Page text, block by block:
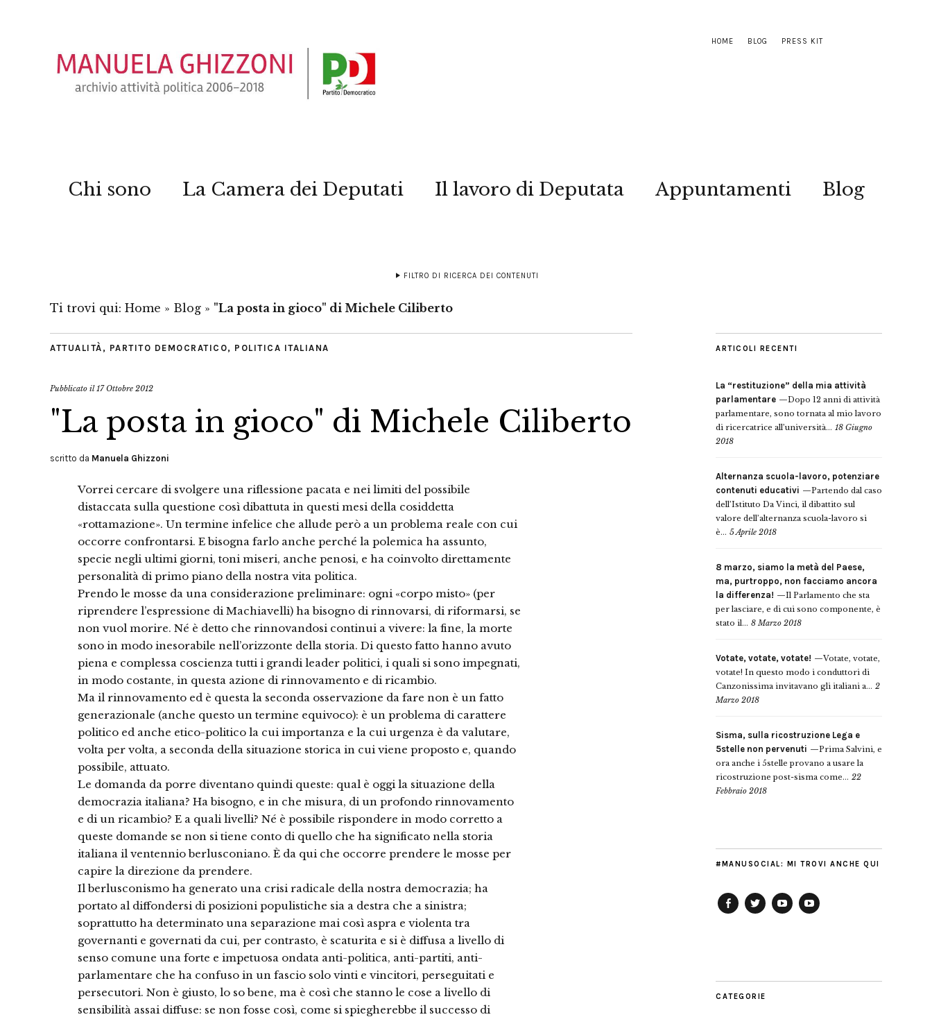
HOME BLOG PRESS KIT
Chi sono La Camera dei Deputati Il lavoro di Deputata Appuntamenti Blog
FILTRO DI RICERCA DEI CONTENUTI
Ti trovi qui: Home » Blog » "La posta in gioco" di Michele Ciliberto
ATTUALITÀ , PARTITO DEMOCRATICO, POLITICA ITALIANA
Pubblicato il17 Ottobre 2012
"La posta in gioco" di Michele Ciliberto
scritto da Manuela Ghizzoni
Vorrei cercare di svolgere una riflessione pacata e nei limiti del possibile
distaccata sulla questione così dibattuta in questi mesi della cosiddetta
«rottamazione». Un termine infelice che allude però a un problema reale con cui
occorre confrontarsi. E bisogna farlo anche perché la polemica ha assunto,
specie negli ultimi giorni, toni miseri, anche penosi, e ha coinvolto direttamente
personalità di primo piano della nostra vita politica.
Prendo le mosse da una considerazione preliminare: ogni «corpo misto» (per
riprendere l’espressione di Machiavelli) ha bisogno di rinnovarsi, di riformarsi, se
non vuol morire. Né è detto che rinnovandosi continui a vivere: la fine, la morte
sono in modo inesorabile nell’orizzonte della storia. Di questo fatto hanno avuto
piena e complessa coscienza tutti i grandi leader politici, i quali si sono impegnati,
in modo costante, in questa azione di rinnovamento e di ricambio.
Ma il rinnovamento ed è questa la seconda osservazione da fare non è un fatto
generazionale (anche questo un termine equivoco): è un problema di carattere
politico ed anche etico-politico la cui importanza e la cui urgenza è da valutare,
volta per volta, a seconda della situazione storica in cui viene proposto e, quando
possibile, attuato.
Le domanda da porre diventano quindi queste: qual è oggi la situazione della
democrazia italiana? Ha bisogno, e in che misura, di un profondo rinnovamento
e di un ricambio? E a quali livelli? Né è possibile rispondere in modo corretto a
queste domande se non si tiene conto di quello che ha significato nella storia
italiana il ventennio berlusconiano. È da qui che occorre prendere le mosse per
capire la direzione da prendere.
Il berlusconismo ha generato una crisi radicale della nostra democrazia; ha
portato al diffondersi di posizioni populistiche sia a destra che a sinistra;
soprattutto ha determinato una separazione mai così aspra e violenta tra
governanti e governati da cui, per contrasto, è scaturita e si è diffusa a livello di
senso comune una forte e impetuosa ondata anti-politica, anti-partiti, anti-
parlamentare che ha confuso in un fascio solo vinti e vincitori, perseguitati e
persecutori. Non è giusto, lo so bene, ma è così che stanno le cose a livello di
sensibilità assai diffuse: se non fosse così, come si spiegherebbe il successo di
ARTICOLI RECENTI
La “restituzione” della mia attività
parlamentare
Dopo 12 anni di attività
parlamentare, sono tornata al mio lavoro
di ricercatrice all’università... 18 Giugno
2018
Alternanza scuola-lavoro, potenziare
contenuti educativi
Partendo dal caso
dell’Istituto Da Vinci, il dibattito sul
valore dell’alternanza scuola-lavoro si
è... 5 Aprile 2018
8 marzo, siamo la metà del Paese,
ma, purtroppo, non facciamo ancora
la differenza!
Il Parlamento che sta
per lasciare, e di cui sono componente, è
stato il... 8 Marzo 2018
Votate, votate, votate!
Votate, votate,
votate! In questo modo i conduttori di
Canzonissima invitavano gli italiani a... 2
Marzo 2018
Sisma, sulla ricostruzione Lega e
5stelle non pervenuti
Prima Salvini, e
ora anche i 5stelle provano a usare la
ricostruzione post-sisma come... 22
Febbraio 2018
#MANUSOCIAL: MI TROVI ANCHE QUI
CATEGORIE